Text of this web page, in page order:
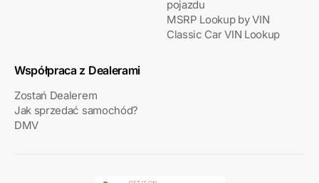
pojazdu
MSRP Lookup by VIN
Classic Car VIN Lookup
Współpraca z Dealerami
Zostań Dealerem
Jak sprzedać samochód?
DMV